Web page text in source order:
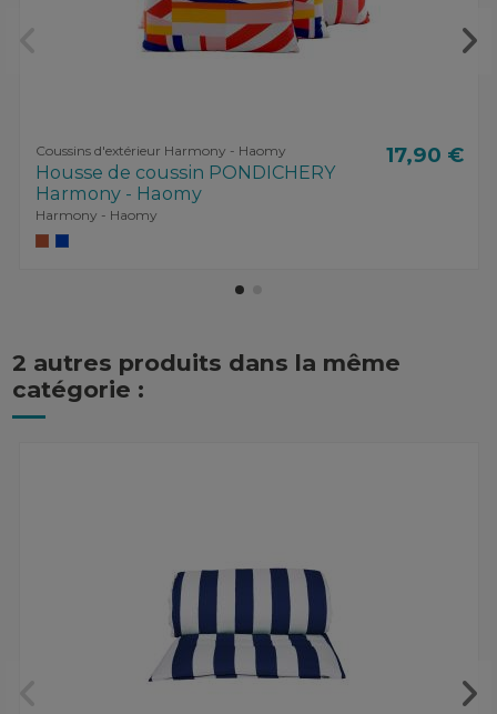
Coussins d'extérieur Harmony - Haomy
Housse de coussin PONDICHERY
Harmony - Haomy
Harmony - Haomy
17,90 €
2 autres produits dans la même
catégorie :